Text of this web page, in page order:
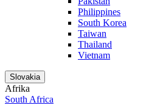
Philippines
South Korea
Taiwan
Thailand
Vietnam
Slovakia
Afrika
South Africa